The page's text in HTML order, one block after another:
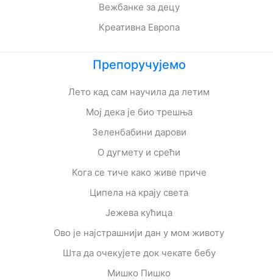
Вежбанке за децу
Креативна Европа
Препоручујемо
Лето кад сам научила да летим
Мој дека је био трешња
Зеленбабини дарови
О дугмету и срећи
Кога се тиче како живе приче
Ципела на крају света
Јежева кућица
Ово је најстрашнији дан у мом животу
Шта да очекујете док чекате бебу
Мишко Пишко